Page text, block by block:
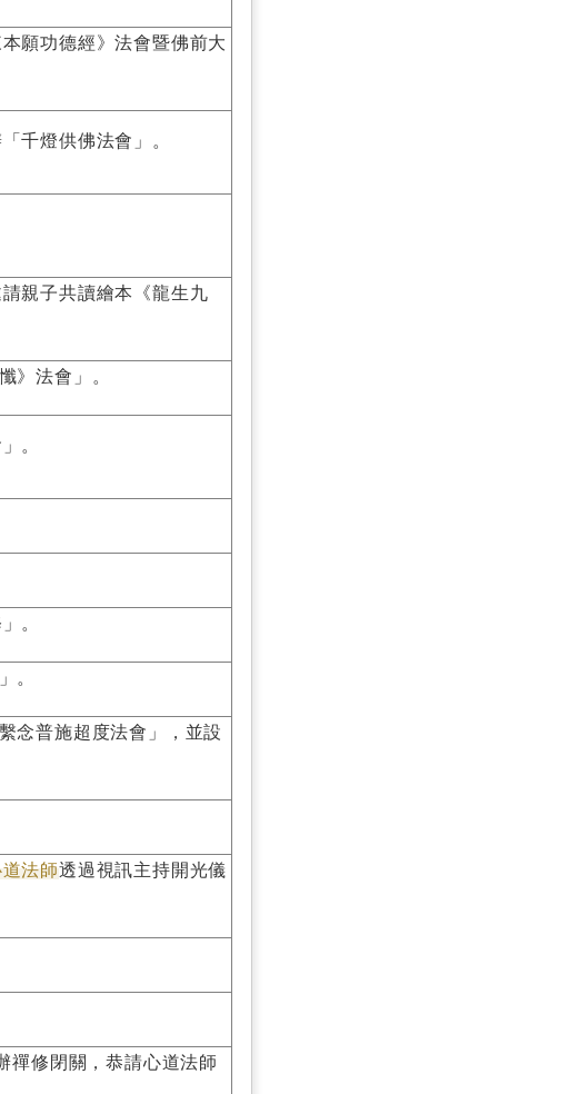
願功德經》法會暨佛前大
千燈供佛法會」。
親子共讀繪本《龍生九
》法會」。
。
。
。
念普施超度法會」，並設
法師透過視訊主持開光儀
禪修閉關，恭請心道法師